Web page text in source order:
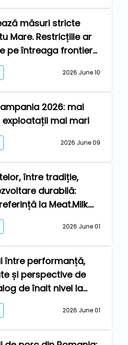
măsuri stricte
Mare. Restricțiile ar
pe întreaga frontieră
2026 June 10
2026: mai
exploatații mai mari
2026 June 09
între tradiție,
durabilă:
la Meat.Milk.
2026 June 01
între performanță,
și perspective de
de înalt nivel la
2026 June 01